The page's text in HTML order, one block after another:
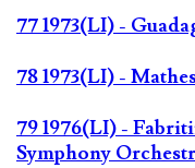
77 1973(LI) -
78 1973(LI) -
79 1976(LI) -
Symphony